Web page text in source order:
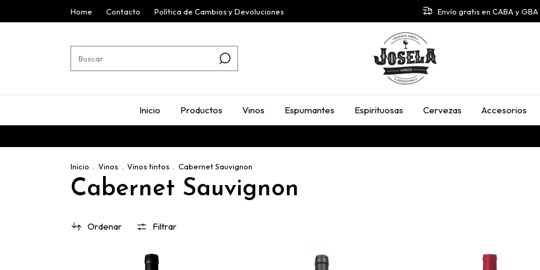
Home Contacto Política de Cambios y Devoluciones Envío gratis en CABA y
Inicio Productos Vinos Espumantes Espirituosas Cervezas Accesorios
Inicio Vinos Vinos tintos Cabernet Sauvignon
Cabernet Sauvignon
Ordenar Filtrar